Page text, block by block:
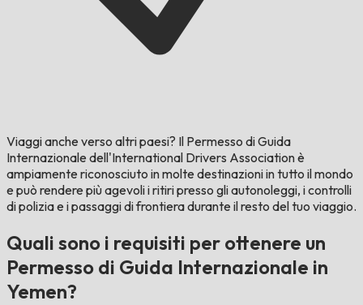
Viaggi anche verso altri paesi? Il Permesso di Guida
Internazionale dell'International Drivers Association è
ampiamente riconosciuto in molte destinazioni in tutto il mondo
e può rendere più agevoli i ritiri presso gli autonoleggi, i controlli
di polizia e i passaggi di frontiera durante il resto del tuo viaggio.
Quali sono i requisiti per ottenere un
Permesso di Guida Internazionale in
Yemen?